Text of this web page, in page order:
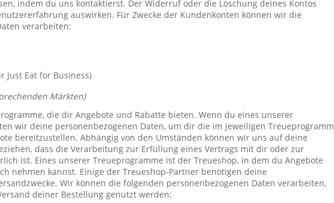
indem du uns kontaktierst. Der Widerruf oder die Löschung deines Kontos
auswirken. Für Zwecke der Kundenkonten können wir die
verarbeiten:
Eat for Business)
Märkten)
die dir Angebote und Rabatte bieten. Wenn du eines unserer
wir deine personenbezogenen Daten, um dir die im jeweiligen Treueprogramm
bereitzustellen. Abhängig von den Umständen können wir uns auf deine
dass die Verarbeitung zur Erfüllung eines Vertrags mit dir oder zur
ist. Eines unserer Treueprogramme ist der Treueshop, in dem du Angebote
nehmen kannst. Einige der Treueshop-Partner benötigen deine
Wir können die folgenden personenbezogenen Daten verarbeiten,
deiner Bestellung genutzt werden: